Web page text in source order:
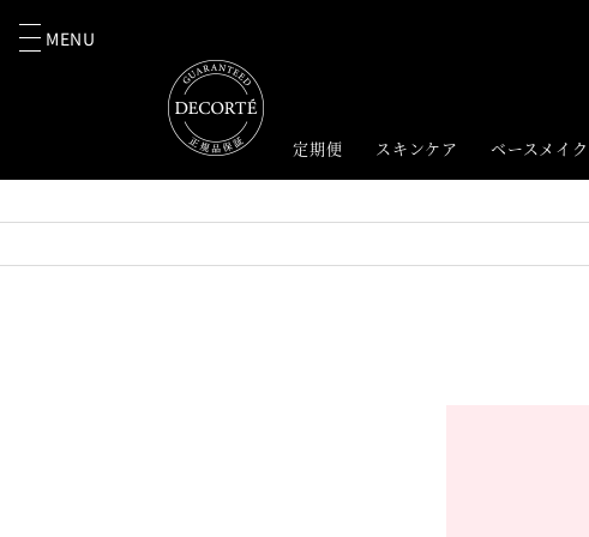
MENU
定期便 スキンケア ベースメイク